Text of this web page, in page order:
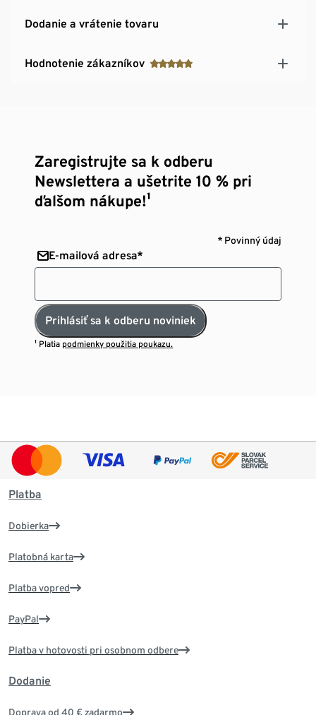
Dodanie a vrátenie tovaru
Hodnotenie zákazníkov
Zaregistrujte sa k odberu
Newslettera a ušetrite 10 % pri
ďalšom nákupe!¹
* Povinný údaj
E-mailová adresa*
Prihlásiť sa k odberu noviniek
¹ Platia podmienky použitia poukazu.
Platba
Dobierka
Platobná karta
Platba vopred
PayPal
Platba v hotovosti pri osobnom odbere
Dodanie
Doprava od 40 € zadarmo